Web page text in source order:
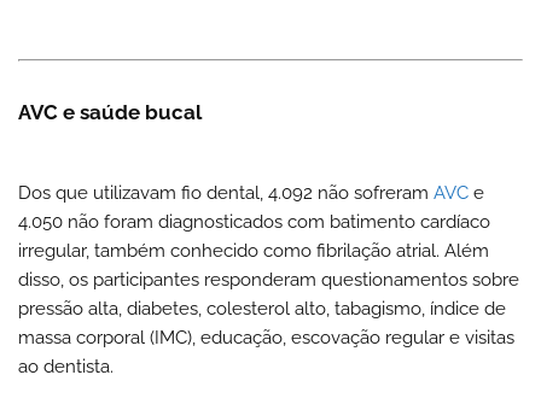
AVC e saúde bucal
Dos que utilizavam fio dental, 4.092 não sofreram AVC e
4.050 não foram diagnosticados com batimento cardíaco
irregular, também conhecido como fibrilação atrial. Além
disso, os participantes responderam questionamentos sobre
pressão alta, diabetes, colesterol alto, tabagismo, índice de
massa corporal (IMC), educação, escovação regular e visitas
ao dentista.